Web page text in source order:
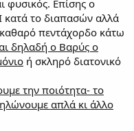
μελους και απο την
παλαιας, ως αρκτικη
και αρχιερεα"
Σε αλλη περιπτωση
και διπλα του
κινηση με τον ιδιο
ηχους και
φυσικός. Επίσης ο
κατά το διαπασών αλλά
πεντάχορδο κάτω
δηλαδή ο Βαρύς ο
ή σκληρό διατονικό
την ποιότητα- το
απλά κι άλλο